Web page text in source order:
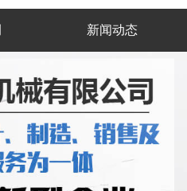
新闻动态